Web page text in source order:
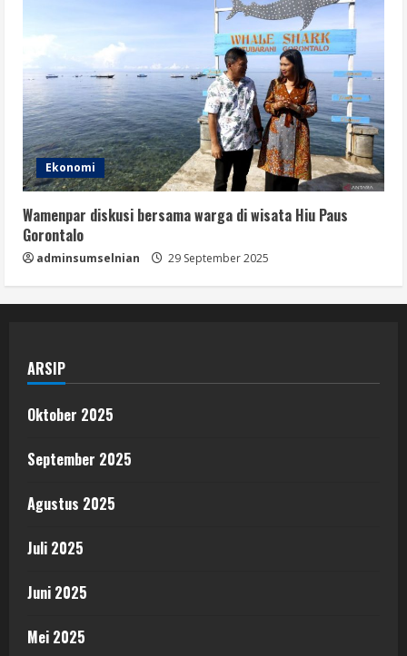
Ekonomi
Wamenpar diskusi bersama warga di wisata Hiu Paus
Gorontalo
adminsumselnian 29 September 2025
ARSIP
Oktober 2025
September 2025
Agustus 2025
Juli 2025
Juni 2025
Mei 2025